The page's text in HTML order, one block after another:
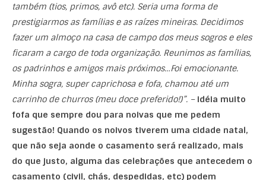
também (tios, primos, avô etc). Seria uma forma de
prestigiarmos as famílias e as raízes mineiras. Decidimos
fazer um almoço na casa de campo dos meus sogros e eles
ficaram a cargo de toda organização. Reunimos as famílias,
os padrinhos e amigos mais próximos…Foi emocionante.
Minha sogra, super caprichosa e fofa, chamou até um
carrinho de churros (meu doce preferido!)”. – idéia muito
fofa que sempre dou para noivas que me pedem
sugestão! Quando os noivos tiverem uma cidade natal,
que não seja aonde o casamento será realizado, mais
do que justo, alguma das celebrações que antecedem o
casamento (civil, chás, despedidas, etc) podem